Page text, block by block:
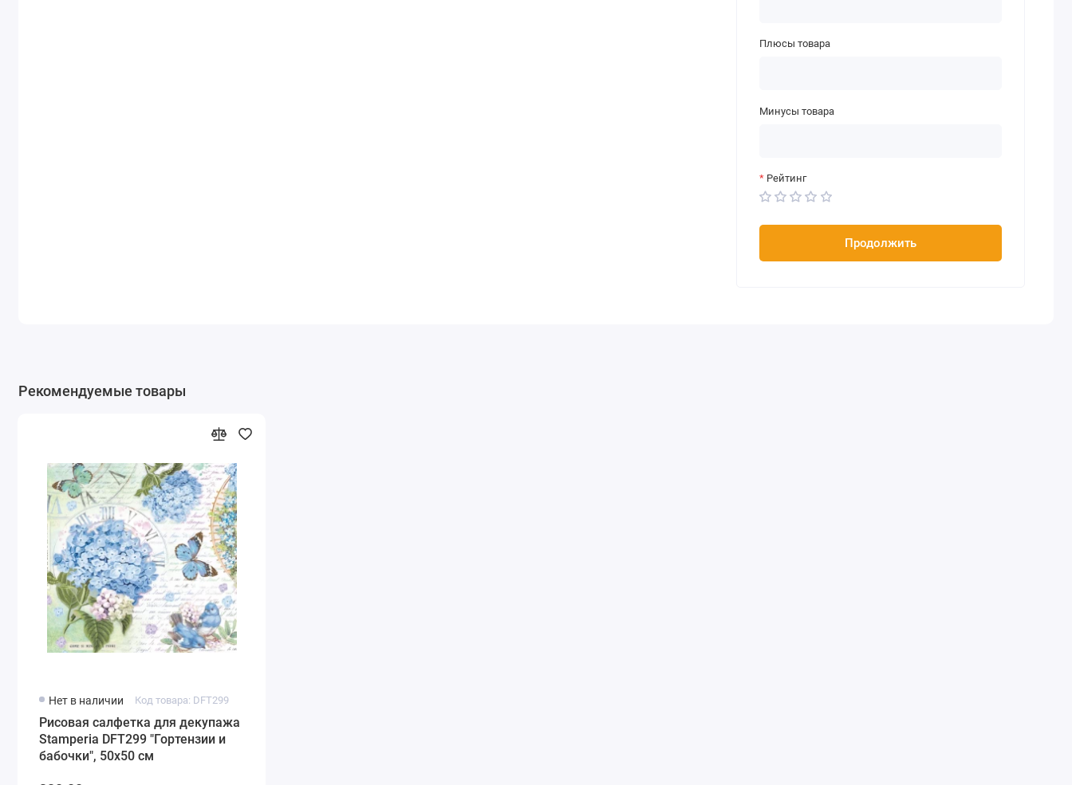
Плюсы товара
Минусы товара
Рейтинг
Продолжить
Рекомендуемые товары
Нет в наличии Код товара: DFT299
Рисовая салфетка для декупажа
Stamperia DFT299 "Гортензии и
бабочки", 50х50 см